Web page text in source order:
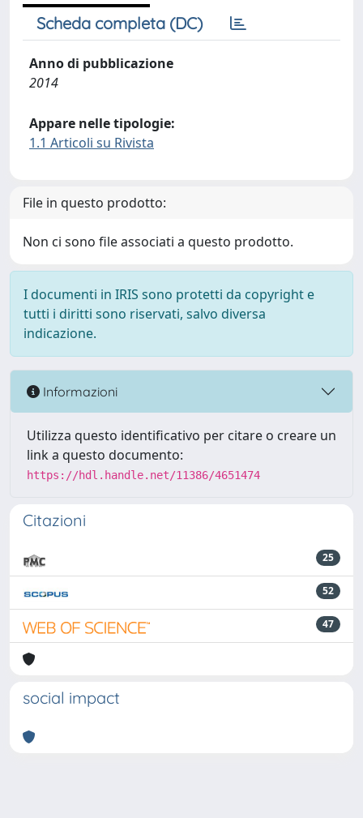
Scheda completa (DC)
Anno di pubblicazione
2014
Appare nelle tipologie:
1.1 Articoli su Rivista
File in questo prodotto:
Non ci sono file associati a questo prodotto.
I documenti in IRIS sono protetti da copyright e
tutti i diritti sono riservati, salvo diversa
indicazione.
Informazioni
Utilizza questo identificativo per citare o creare un
link a questo documento:
https://hdl.handle.net/11386/4651474
Citazioni
25
52
47
social impact